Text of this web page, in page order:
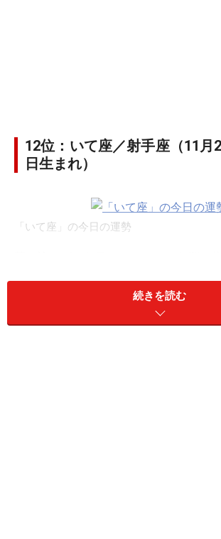
12位：いて座／射手座（11月
日生まれ）
「いて座」の今日の運勢
＞【12星座別】夏を乗り切るあなたの
続きを読む